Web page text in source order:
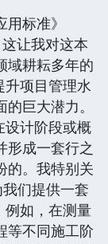
标准》
让我对这本
域耕耘多年的
项目管理水
巨大潜力。
设计阶段或概
形成一套行之
的。我特别关
们提供一套
例如，在测量
等不同施工阶